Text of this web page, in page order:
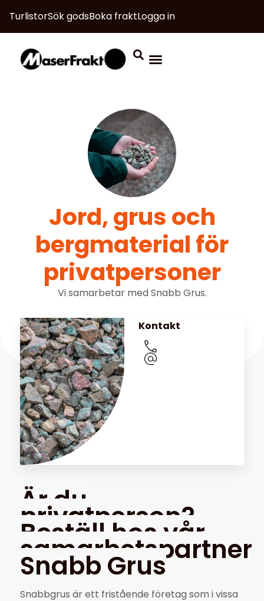
TurlistorSök godsBoka fraktLogga in
Jord, grus och
bergmaterial för
privatpersoner
Vi samarbetar med Snabb Grus.
Kontakt
Är du
privatperson?
Beställ hos vår
samarbetspartner
Snabb Grus
Snabbgrus är ett fristående företag som i vissa